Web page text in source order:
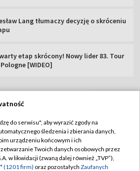
Lang tłumaczy decyzję o skróceniu
etap skrócony! Nowy lider 83. Tour
[WIDEO]
Abonament TVP
Sklep TVP
Biuro Reklamy
Regulamin TVP
prywatności
Moje zgody
do serwisu", aby wyrazić zgody na
śledzenia i zbierania danych,
urządzeniu końcowym i ich
Twoich danych osobowych przez
w likwidacji (zwaną dalej również „TVP”),
(1201 firm) oraz pozostałych Zaufanych